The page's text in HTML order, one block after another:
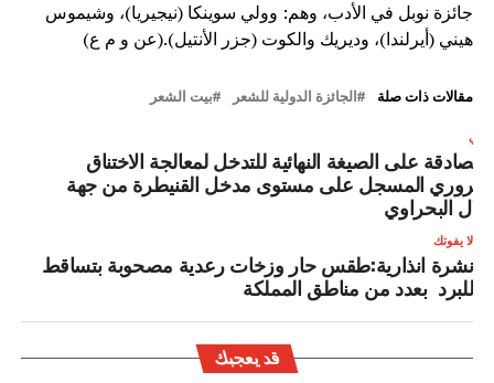
جائزة نوبل في الأدب، وهم: وولي سوينكا (نيجيريا)، وشيموس
هيني (أيرلندا)، وديريك والكوت (جزر الأنتيل).(عن و م ع)
مقالات ذات صلة الجائزة الدولية للشعر بيت الشعر
على الصيغة النهائية للتدخل لمعالجة الاختناق
المسجل على مستوى مدخل القنيطرة من جهة
البحراوي
لا يفوتك
نشرة انذارية:طقس حار وزخات رعدية مصحوبة بتساقط
للبرد بعدد من مناطق المملكة
قد يعجبك